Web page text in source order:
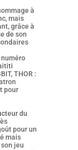
à
mais
grâce à
de son
THOR :
pour
du
pour un
mais
jeu